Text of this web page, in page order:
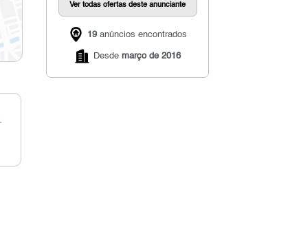
Ver todas ofertas deste anunciante
19 anúncios encontrados
Desde março de 2016